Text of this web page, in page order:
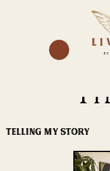
TELLING MY STORY